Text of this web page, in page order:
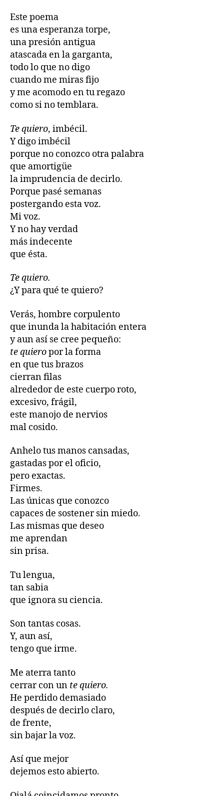
Este poema
es una esperanza torpe,
una presión antigua
atascada en la garganta,
todo lo que no digo
cuando me miras fijo
y me acomodo en tu regazo
como si no temblara.
Te quiero, imbécil.
Y digo imbécil
porque no conozco otra palabra
que amortigüe
la imprudencia de decirlo.
Porque pasé semanas
postergando esta voz.
Mi voz.
Y no hay verdad
más indecente
que ésta.
Te quiero.
¿Y para qué te quiero?
Verás, hombre corpulento
que inunda la habitación entera
y aun así se cree pequeño:
te quieropor la forma
en que tus brazos
cierran filas
alrededor de este cuerpo roto,
excesivo, frágil,
este manojo de nervios
mal cosido.
Anhelo tus manos cansadas,
gastadas por el oficio,
pero exactas.
Firmes.
Las únicas que conozco
capaces de sostener sin miedo.
Las mismas que deseo
me aprendan
sin prisa.
Tu lengua,
tan sabia
que ignora su ciencia.
Son tantas cosas.
Y, aun así,
tengo que irme.
Me aterra tanto
cerrar con un te quiero.
He perdido demasiado
después de decirlo claro,
de frente,
sin bajar la voz.
Así que mejor
dejemos esto abierto.